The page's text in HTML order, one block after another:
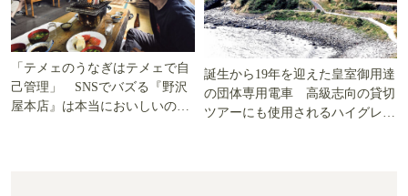
「テメェのうなぎはテメェで自
己管理」 SNSでバズる『野沢
屋本店』は本当においしいの
誕生から19年を迎えた皇室御用達
の団体専用電車 高級志向の貸切
ツアーにも使用されるハイグレー